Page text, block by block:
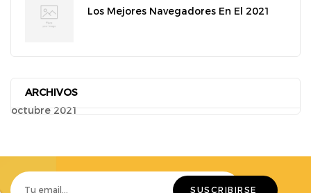
Los Mejores Navegadores En El 2021
ARCHIVOS
octubre 2021